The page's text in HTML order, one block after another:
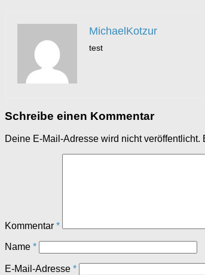
MichaelKotzur
test
Schreibe einen Kommentar
Deine E-Mail-Adresse wird nicht veröffentlicht.
Kommentar *
Name *
E-Mail-Adresse *